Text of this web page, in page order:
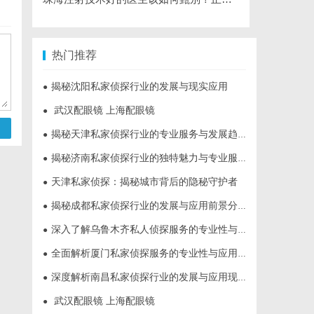
热门推荐
● 揭秘沈阳私家侦探行业的发展与现实应用
● 武汉配眼镜 上海配眼镜
● 揭秘天津私家侦探行业的专业服务与发展趋势
● 揭秘济南私家侦探行业的独特魅力与专业服务
● 天津私家侦探：揭秘城市背后的隐秘守护者
● 揭秘成都私家侦探行业的发展与应用前景分析
● 深入了解乌鲁木齐私人侦探服务的专业性与应用领域
● 全面解析厦门私家侦探服务的专业性与应用场景
● 深度解析南昌私家侦探行业的发展与应用现状
● 武汉配眼镜 上海配眼镜